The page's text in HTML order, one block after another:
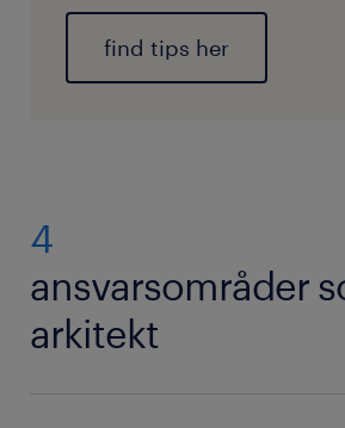
find tips her
4
ansvarsområder
arkitekt